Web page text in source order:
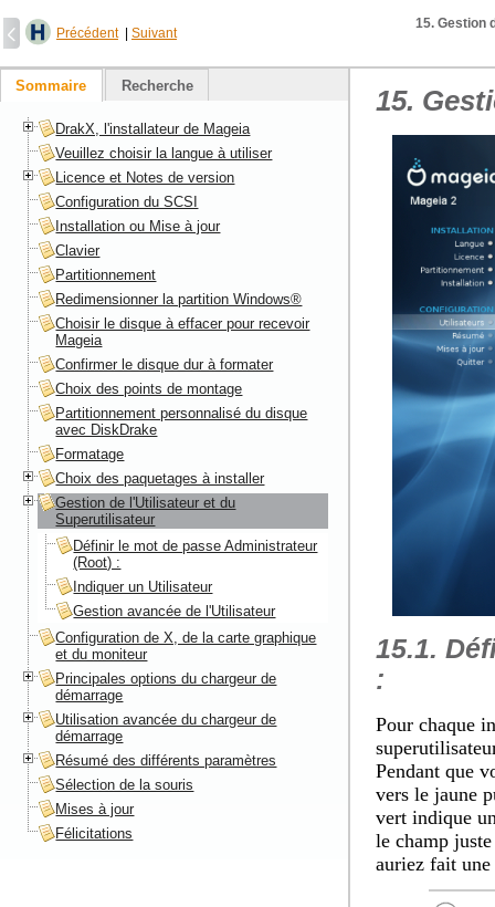
Précédent| Suivant
15. Gestion
15.
15.1.
:
Pour chaque
Pendant que
vers le jaune
vert indique
le champ
auriez fait
Sommaire Recherche
DrakX, l'installateur de Mageia
Veuillez choisir la langue à utiliser
Licence et Notes de version
Configuration du SCSI
Installation ou Mise à jour
Clavier
Partitionnement
Redimensionner la partition Windows®
Choisir le disque à effacer pour recevoir
Mageia
Confirmer le disque dur à formater
Choix des points de montage
Partitionnement personnalisé du disque
avec DiskDrake
Formatage
Choix des paquetages à installer
Gestion de l'Utilisateur et du
Superutilisateur
Définir le mot de passe Administrateur
(Root) :
Indiquer un Utilisateur
Gestion avancée de l'Utilisateur
Configuration de X, de la carte graphique
et du moniteur
Principales options du chargeur de
démarrage
Utilisation avancée du chargeur de
démarrage
Résumé des différents paramètres
Sélection de la souris
Mises à jour
Félicitations